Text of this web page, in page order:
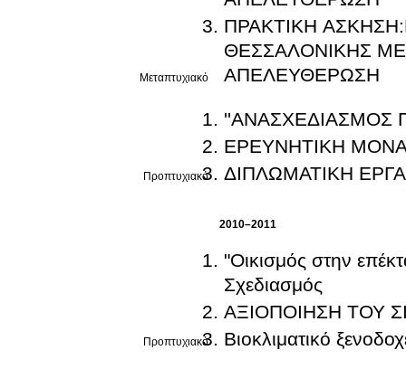
Μεταπτυχιακό
ΠΡΑΚΤΙΚΗ
ΘΕΣΣΑΛΟΝΙΚΗΣ
ΑΠΕΛΕΥΘΕΡΩΣΗ
Προπτυχιακό
''ΑΝΑΣΧΕΔΙΑΣΜΟΣ
ΕΡΕΥΝΗΤΙΚΗ
ΔΙΠΛΩΜΑΤΙΚΗ
2010–2011
Προπτυχιακό
"Οικισμός στην επέκταση της
Σχεδιασμός
ΑΞΙΟΠΟΙΗΣΗ ΤΟΥ
Βιοκλιματικό